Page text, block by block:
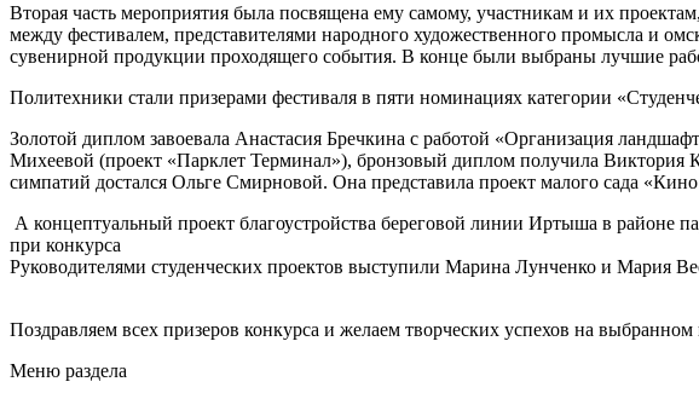
Вторая часть мероприятия была посвящена ему самому, участникам и их
между фестивалем, представителями народного художественного промысла и
сувенирной продукции проходящего события. В конце были выбраны лучшие
Политехники стали призерами фестиваля в пяти номинациях категории
Золотой диплом завоевала Анастасия Бречкина с работой «Организация
Михеевой (проект «Парклет Терминал»), бронзовый диплом получила Виктория
симпатий достался Ольге Смирновой. Она представила проект малого сада «Кино
А концептуальный проект благоустройства береговой линии Иртыша в районе
при конкурса
Руководителями студенческих проектов выступили Марина Лунченко и Мария
Поздравляем всех призеров конкурса и желаем творческих успехов на выбранном
Меню раздела